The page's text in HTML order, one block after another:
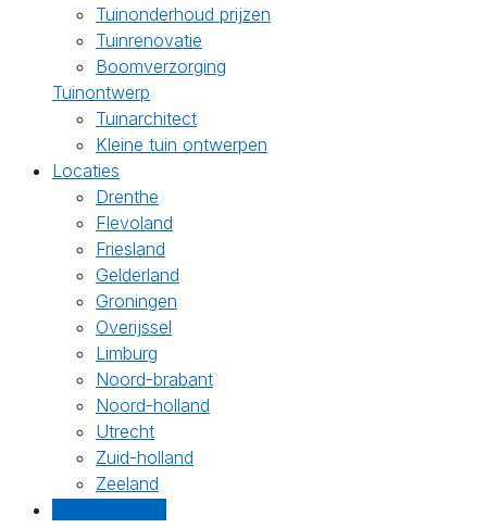
Tuinonderhoud prijzen
Tuinrenovatie
Boomverzorging
Tuinontwerp
Tuinarchitect
Kleine tuin ontwerpen
Locaties
Drenthe
Flevoland
Friesland
Gelderland
Groningen
Overijssel
Limburg
Noord-brabant
Noord-holland
Utrecht
Zuid-holland
Zeeland